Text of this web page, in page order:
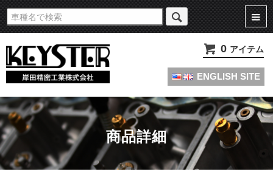
旧車・名車・絶版車キャブレターのオーバーホールやセッティングパーツは
KEYSTERの燃調キット
0 アイテム
ENGLISH SITE
商品詳細